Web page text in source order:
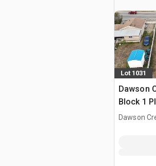
Lot 1031
Dawson
Block 1
+/- Acres
Dawson